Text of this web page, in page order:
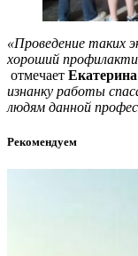
«Проведение таких
хороший
отмечает Екатерина
изнанку работы
людям данной
Рекомендуем